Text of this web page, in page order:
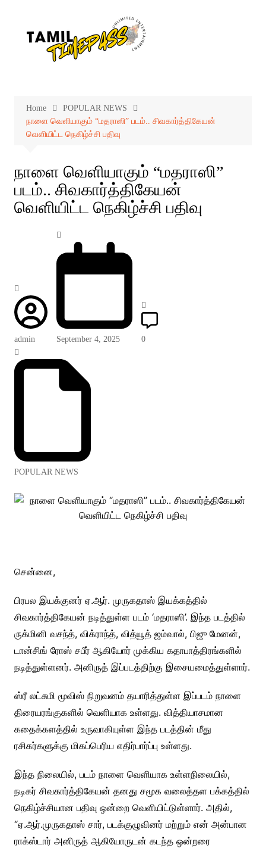
Home
POPULAR NEWS
நாளை வெளியாகும் “மதராஸி” படம்.. சிவகார்த்திகேயன்
வெளியிட்ட நெகிழ்ச்சி பதிவு
நாளை வெளியாகும் “மதராஸி”
படம்.. சிவகார்த்திகேயன்
வெளியிட்ட நெகிழ்ச்சி பதிவு
admin September 4, 2025 0
POPULAR NEWS
சென்னை,
பிரபல இயக்குனர் ஏ.ஆர். முருகதாஸ் இயக்கத்தில்
சிவகார்த்திகேயன் நடித்துள்ள படம் ‘மதராஸி’. இந்த படத்தில்
ருக்மினி வசந்த், விக்ராந்த், வித்யூத் ஜம்வால், பிஜு மேனன்,
டான்சிங் ரோஸ் சபீர் ஆகியோர் முக்கிய கதாபாத்திரங்களில்
நடித்துள்ளனர். அனிருத் இப்படத்திற்கு இசையமைத்துள்ளார்.
ஸ்ரீ லட்சுமி மூவிஸ் நிறுவனம் தயாரித்துள்ள இப்படம் நாளை
திரையரங்குகளில் வெளியாக உள்ளது. வித்தியாசமான
கதைக்களத்தில் உருவாகியுள்ள இந்த படத்தின் மீது
ரசிகர்களுக்கு மிகப்பெரிய எதிர்பார்ப்பு உள்ளது.
இந்த நிலையில், படம் நாளை வெளியாக உள்ளநிலையில்,
நடிகர் சிவகார்த்திகேயன் தனது சமூக வலைத்தள பக்கத்தில்
நெகிழ்ச்சியான பதிவு ஒன்றை வெளியிட்டுள்ளார். அதில்,
“ஏ.ஆர்.முருகதாஸ் சார், படக்குழுவினர் மற்றும் என் அன்பான
ராக்ஸ்டார் அனிருத் ஆகியோருடன் கடந்த ஒன்றரை